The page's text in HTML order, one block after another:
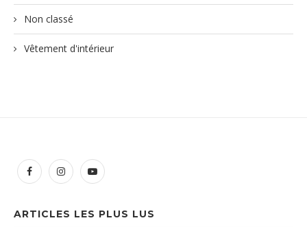
Non classé
Vêtement d'intérieur
ARTICLES LES PLUS LUS